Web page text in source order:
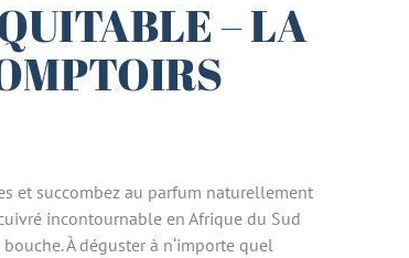
– LA
et succombez au parfum naturellement
incontournable en Afrique du Sud
À déguster à n‘importe quel